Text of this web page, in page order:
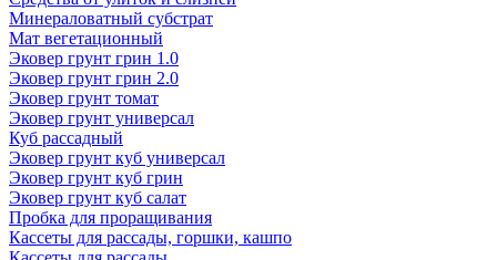
Минераловатный субстрат
Мат вегетационный
Эковер грунт грин 1.0
Эковер грунт грин 2.0
Эковер грунт томат
Эковер грунт универсал
Куб рассадный
Эковер грунт куб универсал
Эковер грунт куб грин
Эковер грунт куб салат
Пробка для проращивания
Кассеты для рассады, горшки, кашпо